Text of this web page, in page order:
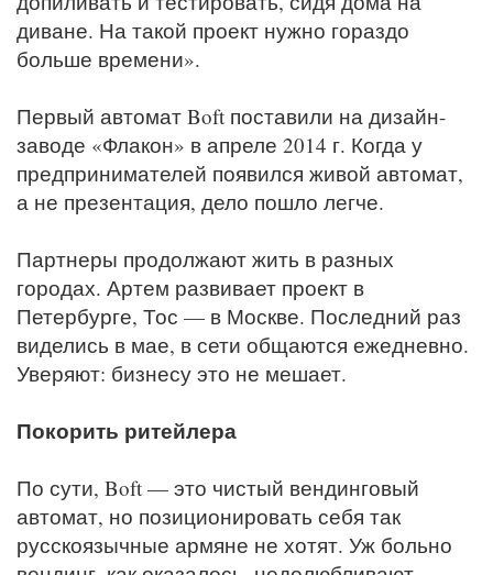
диване. На такой проект нужно гораздо
больше времени».
Первый автомат Boft поставили на дизайн-
заводе «Флакон» в апреле 2014 г. Когда у
предпринимателей появился живой автомат,
а не презентация, дело пошло легче.
Партнеры продолжают жить в разных
городах. Артем развивает проект в
Петербурге, Тос — в Москве. Последний раз
виделись в мае, в сети общаются ежедневно.
Уверяют: бизнесу это не мешает.
Покорить ритейлера
По сути, Boft — это чистый вендинговый
автомат, но позиционировать себя так
русскоязычные армяне не хотят. Уж больно